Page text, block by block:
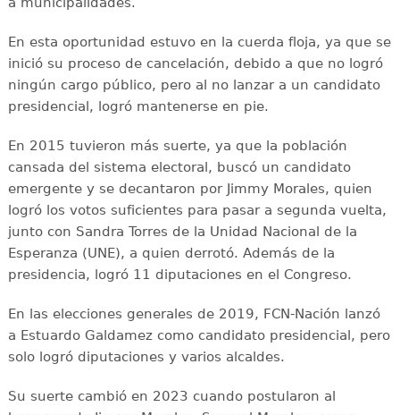
En esta oportunidad estuvo en la cuerda floja, ya que se
inició su proceso de cancelación, debido a que no logró
ningún cargo público, pero al no lanzar a un candidato
presidencial, logró mantenerse en pie.
En 2015 tuvieron más suerte, ya que la población
cansada del sistema electoral, buscó un candidato
emergente y se decantaron por Jimmy Morales, quien
logró los votos suficientes para pasar a segunda vuelta,
junto con Sandra Torres de la Unidad Nacional de la
Esperanza (UNE), a quien derrotó. Además de la
presidencia, logró 11 diputaciones en el Congreso.
En las elecciones generales de 2019, FCN-Nación lanzó
a Estuardo Galdamez como candidato presidencial, pero
solo logró diputaciones y varios alcaldes.
Su suerte cambió en 2023 cuando postularon al